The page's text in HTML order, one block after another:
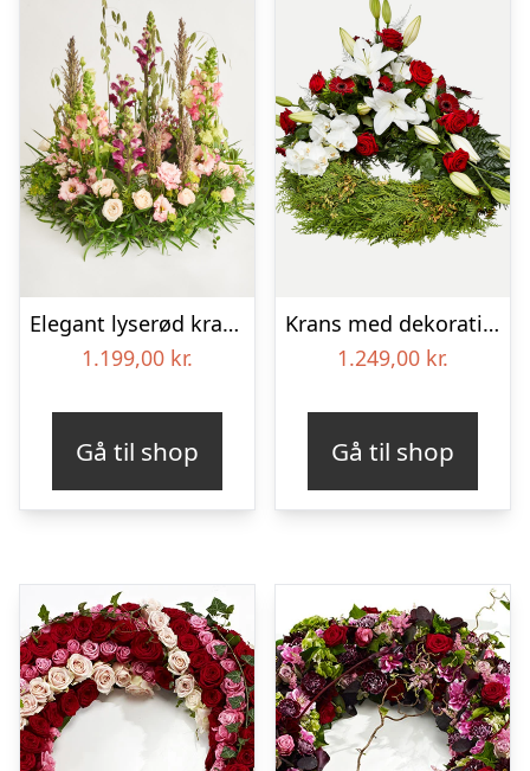
Elegant lyserød krans
1.199,00 kr.
Gå til shop
Krans med dekoration i klassisk stil – rød og hvid
1.249,00 kr.
Gå til shop